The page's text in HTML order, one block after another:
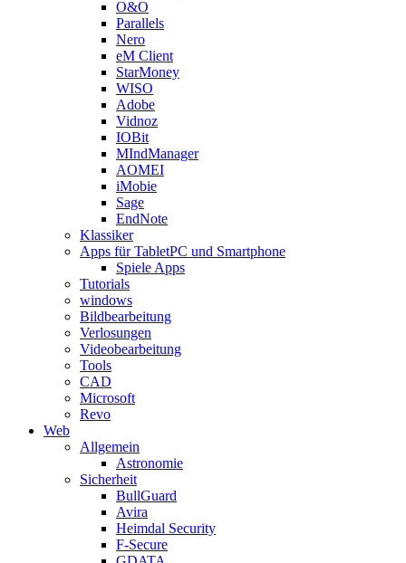
O&O
Parallels
Nero
eM Client
StarMoney
WISO
Adobe
Vidnoz
IOBit
MIndManager
AOMEI
iMobie
Sage
EndNote
Klassiker
Apps für TabletPC und Smartphone
Spiele Apps
Tutorials
windows
Bildbearbeitung
Verlosungen
Videobearbeitung
Tools
CAD
Microsoft
Revo
Web
Allgemein
Astronomie
Sicherheit
BullGuard
Avira
Heimdal Security
F-Secure